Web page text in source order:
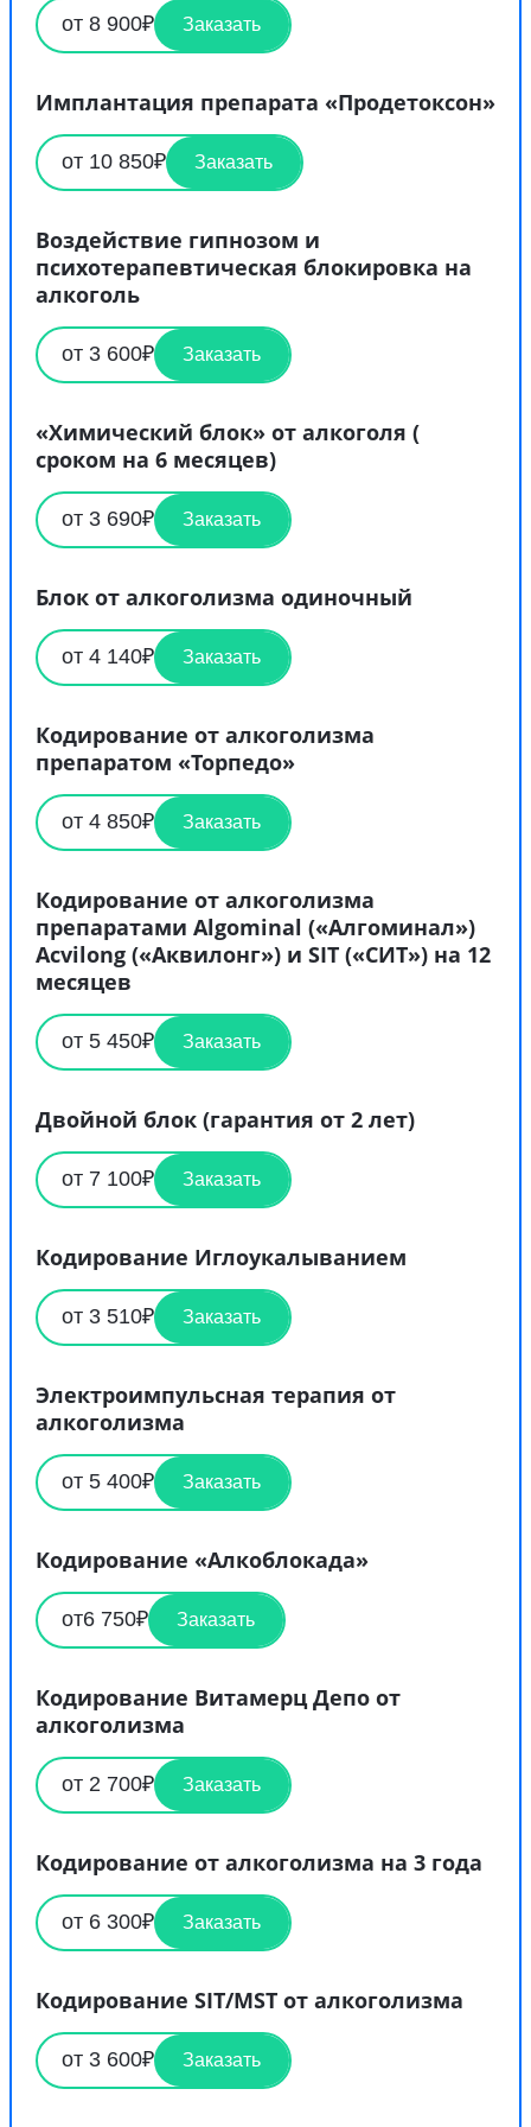
от 8 900₽ Заказать
Имплантация препарата «Продетоксон»
от 10 850₽ Заказать
Воздействие гипнозом и
психотерапевтическая блокировка на
алкоголь
от 3 600₽ Заказать
«Химический блок» от алкоголя (
сроком на 6 месяцев)
от 3 690₽ Заказать
Блок от алкоголизма одиночный
от 4 140₽ Заказать
Кодирование от алкоголизма
препаратом «Торпедо»
от 4 850₽ Заказать
Кодирование от алкоголизма
препаратами Algominal («Алгоминал»)
Acvilong («Аквилонг») и SIT («СИТ») на 12
месяцев
от 5 450₽ Заказать
Двойной блок (гарантия от 2 лет)
от 7 100₽ Заказать
Кодирование Иглоукалыванием
от 3 510₽ Заказать
Электроимпульсная терапия от
алкоголизма
от 5 400₽ Заказать
Кодирование «Алкоблокада»
от6 750₽ Заказать
Кодирование Витамерц Депо от
алкоголизма
от 2 700₽ Заказать
Кодирование от алкоголизма на 3 года
от 6 300₽ Заказать
Кодирование SIT/MST от алкоголизма
от 3 600₽ Заказать